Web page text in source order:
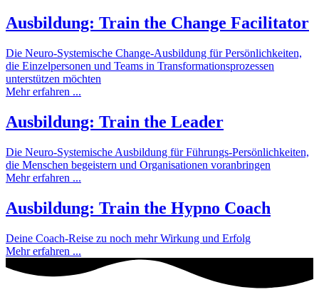
Ausbildung: Train the Change Facilitator
Die Neuro-Systemische Change-Ausbildung für Persönlichkeiten,
die Einzelpersonen und Teams in Transformationsprozessen
unterstützen möchten
Mehr erfahren ...
Ausbildung: Train the Leader
Die Neuro-Systemische Ausbildung für Führungs-Persönlichkeiten,
die Menschen begeistern und Organisationen voranbringen
Mehr erfahren ...
Ausbildung: Train the Hypno Coach
Deine Coach-Reise zu noch mehr Wirkung und Erfolg
Mehr erfahren ...